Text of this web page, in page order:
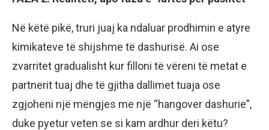
Në këtë pikë, truri juaj ka ndaluar prodhimin e atyre
kimikateve të shijshme të dashurisë. Ai ose
zvarritet gradualisht kur filloni të vëreni të metat e
partnerit tuaj dhe të gjitha dallimet tuaja ose
zgjoheni një mëngjes me një “hangover dashurie”,
duke pyetur veten se si kam ardhur deri këtu?